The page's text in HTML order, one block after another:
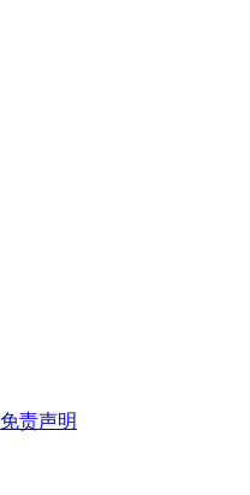
免责声明